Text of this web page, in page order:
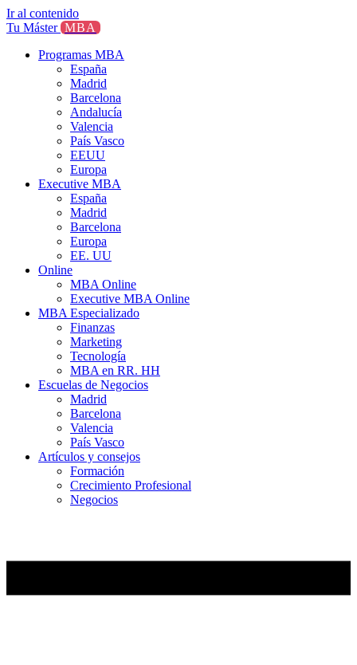
Ir al contenido
Tu Máster MBA
Programas MBA
España
Madrid
Barcelona
Andalucía
Valencia
País Vasco
EEUU
Europa
Executive MBA
España
Madrid
Barcelona
Europa
EE. UU
Online
MBA Online
Executive MBA Online
MBA Especializado
Finanzas
Marketing
Tecnología
MBA en RR. HH
Escuelas de Negocios
Madrid
Barcelona
Valencia
País Vasco
Artículos y consejos
Formación
Crecimiento Profesional
Negocios